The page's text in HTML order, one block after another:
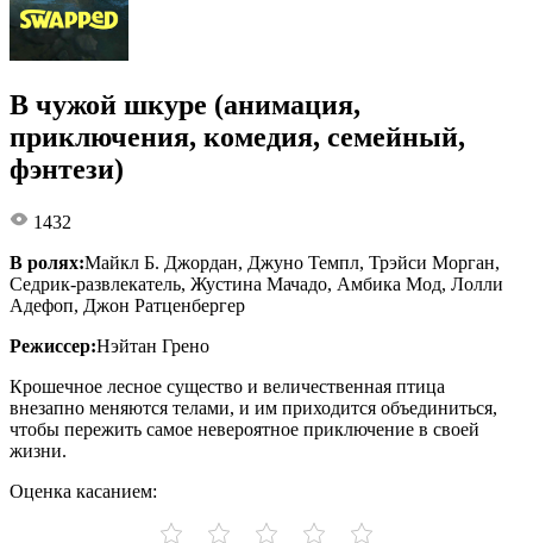
В чужой шкуре (анимация,
приключения, комедия, семейный,
фэнтези)
1432
В ролях:Майкл Б. Джордан, Джуно Темпл, Трэйси Морган,
Седрик-развлекатель, Жустина Мачадо, Амбика Мод, Лолли
Адефоп, Джон Ратценбергер
Режиссер:Нэйтан Грено
Крошечное лесное существо и величественная птица
внезапно меняются телами, и им приходится объединиться,
чтобы пережить самое невероятное приключение в своей
жизни.
Оценка касанием: